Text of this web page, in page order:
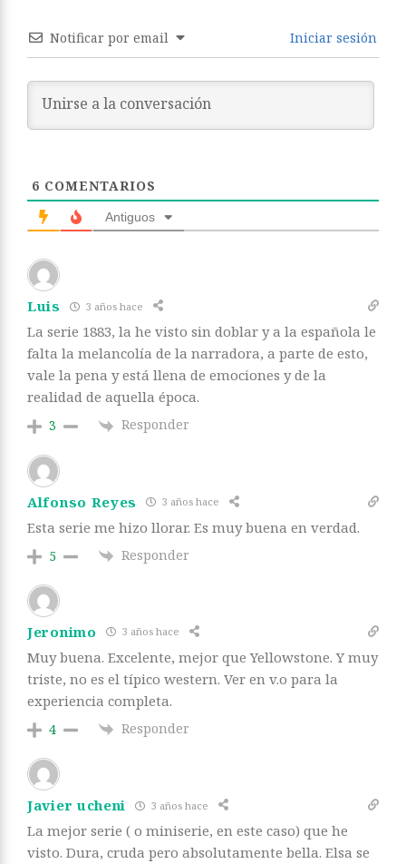
Notificar por email Iniciar sesión
6 COMENTARIOS
Antiguos
Luis 3 años hace
La serie 1883, la he visto sin doblar y a la española le
falta la melancolía de la narradora, a parte de esto,
vale la pena y está llena de emociones y de la
realidad de aquella época.
3 Responder
Alfonso Reyes 3 años hace
Esta serie me hizo llorar. Es muy buena en verdad.
5 Responder
Jeronimo 3 años hace
Muy buena. Excelente, mejor que Yellowstone. Y muy
triste, no es el típico western. Ver en v.o para la
experiencia completa.
4 Responder
Javier ucheni 3 años hace
La mejor serie ( o miniserie, en este caso) que he
visto. Dura, cruda pero absolutamente bella. Elsa se